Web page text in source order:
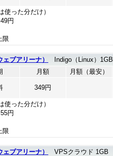
使った分だけ）
円
限
ブアリーナ）
Indigo（Linux）1GB
月額 月額（最安）
349円
使った分だけ）
円
限
ブアリーナ）
VPSクラウド 1GB